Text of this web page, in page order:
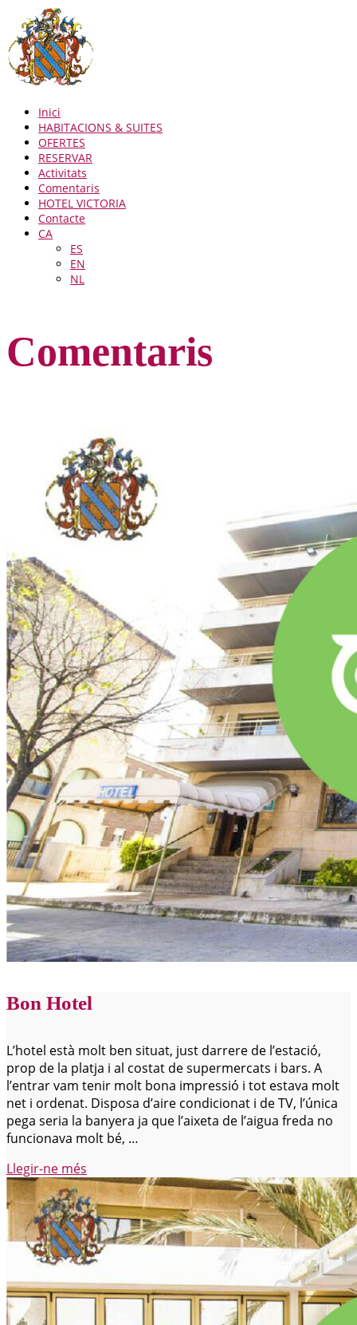
Inici
HABITACIONS & SUITES
OFERTES
RESERVAR
Activitats
Comentaris
HOTEL VICTORIA
Contacte
CA
ES
EN
NL
Comentaris
Bon Hotel
L’hotel està molt ben situat, just darrere de l’estació,
prop de la platja i al costat de supermercats i bars. A
l’entrar vam tenir molt bona impressió i tot estava molt
net i ordenat. Disposa d’aire condicionat i de TV, l’única
pega seria la banyera ja que l’aixeta de l’aigua freda no
funcionava molt bé, …
prova
«Bon
Hotel»
Llegir-ne més